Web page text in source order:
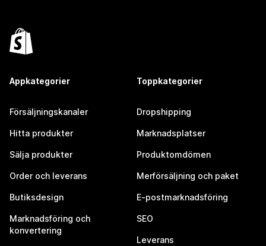
Appkategorier
Försäljningskanaler
Hitta produkter
Sälja produkter
Order och leverans
Butiksdesign
Marknadsföring och
konvertering
Toppkategorier
Dropshipping
Marknadsplatser
Produktomdömen
Merförsäljning och paket
E-postmarknadsföring
SEO
Leverans